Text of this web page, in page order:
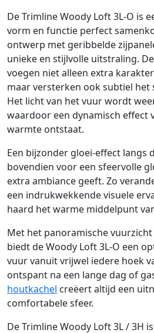
De Trimline Woody Loft 3L-O is
vorm en functie perfect
ontwerp met geribbelde
unieke en stijlvolle uitstraling.
voegen niet alleen extra
maar versterken ook subtiel het
Het licht van het vuur wordt
waardoor een dynamisch effect
warmte ontstaat.
Een bijzonder gloei-effect langs
bovendien voor een sfeervolle
extra ambiance geeft. Zo
een indrukwekkende visuele
haard het warme middelpunt
Met het panoramische
biedt de Woody Loft 3L-O een
vuur vanuit vrijwel iedere hoek
ontspant na een lange dag of
houtkachel creëert altijd een
comfortabele sfeer.
De Trimline Woody Loft 3L / 3H